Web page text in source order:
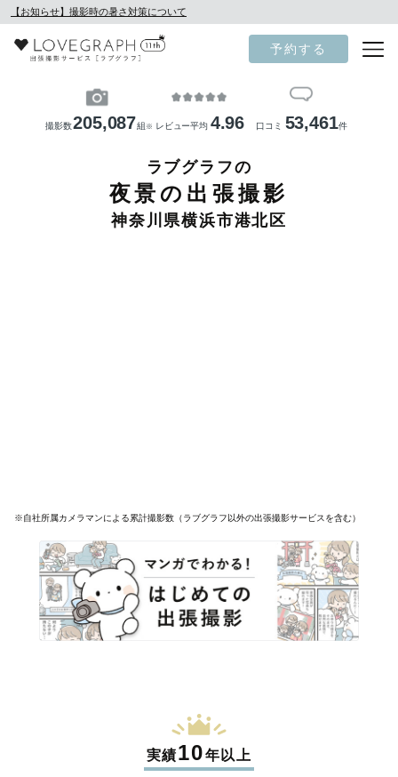
【お知らせ】撮影時の暑さ対策について
予約する
撮影数205,087組 ※ レビュー平均 4.96 口コミ 53,461件
ラブグラフの
夜景の出張撮影
神奈川県横浜市港北区
※自社所属カメラマンによる累計撮影数（ラブグラフ以外の出張撮影サービスを含む）
実績10年以上